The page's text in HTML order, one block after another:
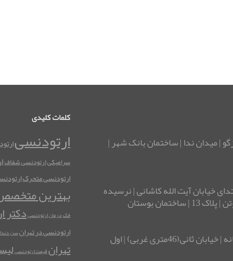
| میدان ندا | ساختمان بانک شهر |
خیابان آیت الله کاشانی | نرسیده
بوستان
آدرس شرق تهران: نارمک| چهارراه تلفنخانه | خیابان ثانی(46متری غربی) | اول
کلمات کلیدی
ارتودنسی
سرامیکیارتودنسی شفاف
ارتودنسی متحرک
بهترین
فکدرمان ارتودنسیدکتر
ارتودنسی در تهرانسن
تهرانقیمت ارتودنسی